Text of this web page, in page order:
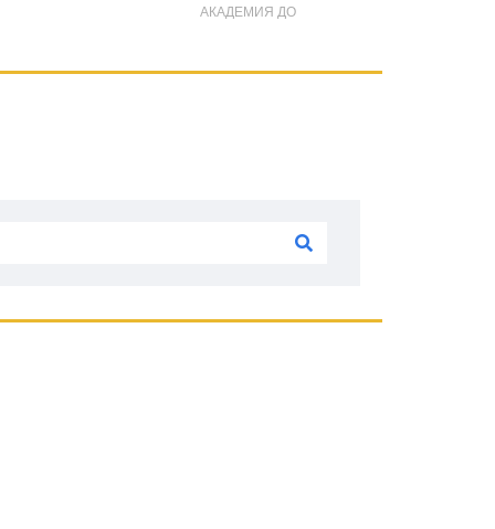
АКАДЕМИЯ ДО